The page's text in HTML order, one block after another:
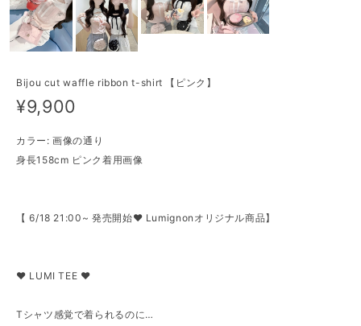
Bijou cut waffle ribbon t-shirt 【ピンク】
¥9,900
カラー: 画像の通り
身長158cm ピンク着用画像
【 6/18 21:00~ 発売開始♥ Lumignonオリジナル商品】
♥ LUMI TEE ♥
Tシャツ感覚で着られるのに…